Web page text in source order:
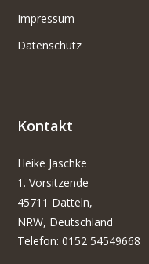
Impressum
Datenschutz
Kontakt
Heike Jaschke
1. Vorsitzende
45711 Datteln,
NRW, Deutschland
Telefon: 0152 54549668